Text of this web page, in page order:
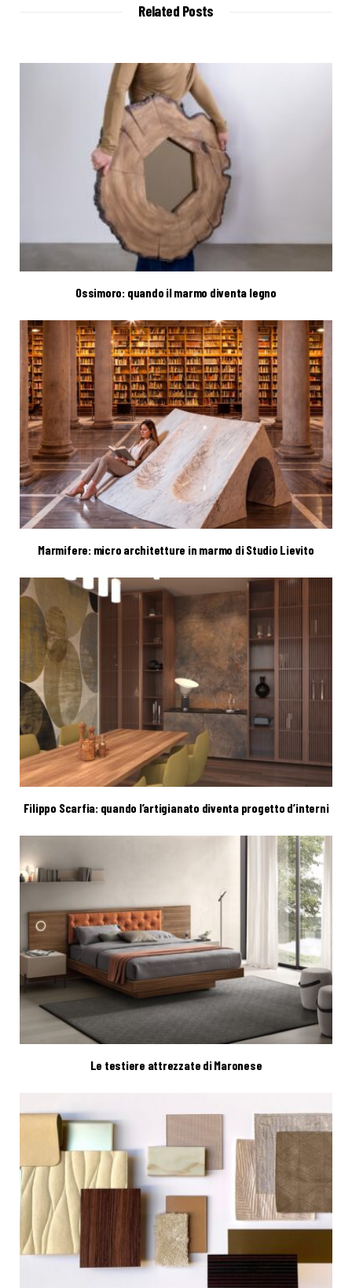
Related Posts
Ossimoro: quando il marmo diventa legno
Marmifere: micro architetture in marmo di Studio Lievito
Filippo Scarfia: quando l’artigianato diventa progetto d’interni
Le testiere attrezzate di Maronese